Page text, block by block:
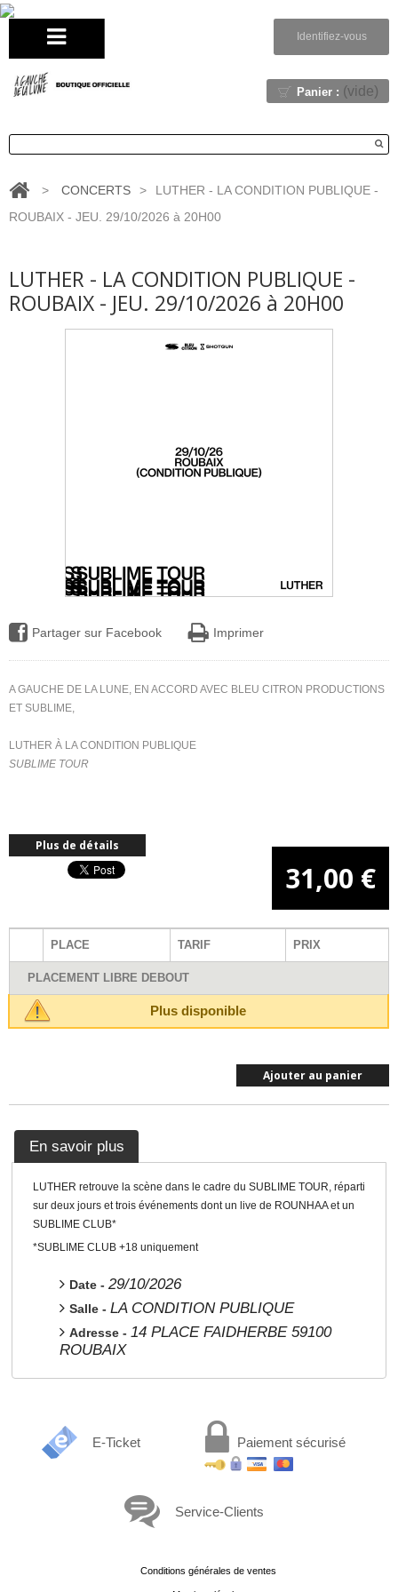
Identifiez-vous
Panier : (vide)
> CONCERTS >
LUTHER - LA CONDITION PUBLIQUE -
ROUBAIX - JEU. 29/10/2026 à 20H00
LUTHER - LA CONDITION PUBLIQUE -
ROUBAIX - JEU. 29/10/2026 à 20H00
Partager sur Facebook Imprimer
A GAUCHE DE LA LUNE, EN ACCORD AVEC BLEU CITRON PRODUCTIONS
ET SUBLIME,
LUTHER À LA CONDITION PUBLIQUE
SUBLIME TOUR
Plus de détails
31,00 €
PLACE TARIF PRIX
PLACEMENT LIBRE DEBOUT
Plus disponible
Ajouter au panier
En savoir plus
LUTHER retrouve la scène dans le cadre du SUBLIME TOUR, réparti
sur deux jours et trois événements dont un live de ROUNHAA et un
SUBLIME CLUB*
*SUBLIME CLUB +18 uniquement
Date - 29/10/2026
Salle - LA CONDITION PUBLIQUE
Adresse - 14 PLACE FAIDHERBE 59100
ROUBAIX
E-Ticket Paiement sécurisé
Service-Clients
Conditions générales de ventes